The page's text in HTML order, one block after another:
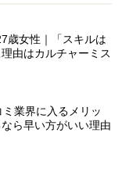
歳女性｜「スキルは
由はカルチャーミス
ミ業界に入るメリッ
ら早い方がいい理由